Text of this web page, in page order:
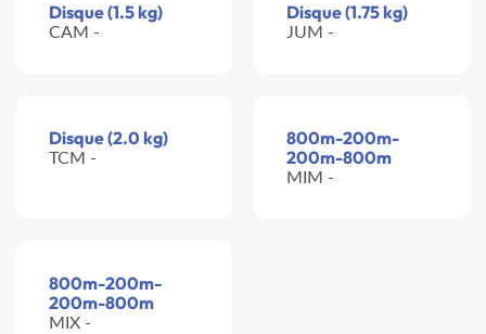
Disque (1.5 kg)
CAM -
Disque (1.75 kg)
JUM -
Disque (2.0 kg)
TCM -
800m-200m-
200m-800m
MIM -
800m-200m-
200m-800m
MIX -